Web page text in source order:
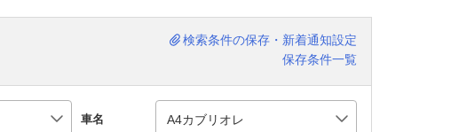
検索条件の保存・新着通知設定
保存条件一覧
車名